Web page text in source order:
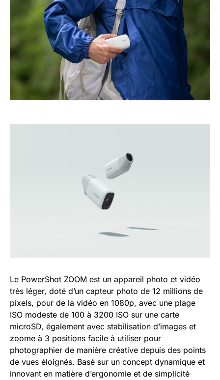
Le PowerShot ZOOM est un appareil photo et vidéo
très léger, doté d’un capteur photo de 12 millions de
pixels, pour de la vidéo en 1080p, avec une plage
ISO modeste de 100 à 3200 ISO sur une carte
microSD, également avec stabilisation d’images et
zoome à 3 positions facile à utiliser pour
photographier de manière créative depuis des points
de vues éloignés. Basé sur un concept dynamique et
innovant en matière d’ergonomie et de simplicité